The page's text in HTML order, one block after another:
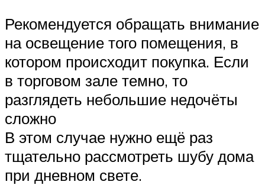
Рекомендуется обращать внимание
на освещение того помещения, в
котором происходит покупка. Если
в торговом зале темно, то
разглядеть небольшие недочёты
сложно
В этом случае нужно ещё раз
тщательно рассмотреть шубу дома
при дневном свете.